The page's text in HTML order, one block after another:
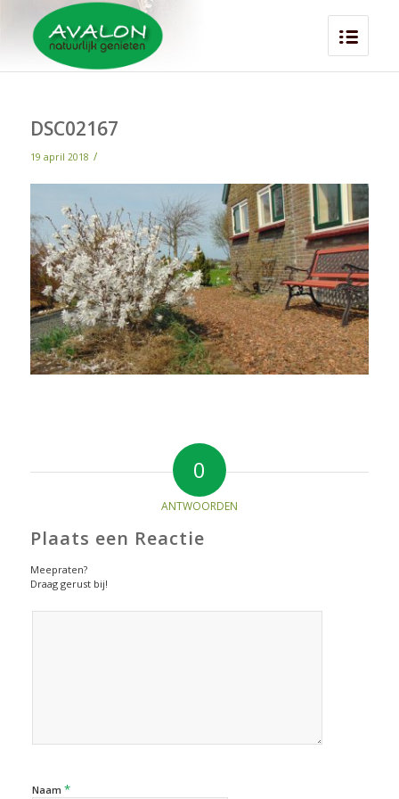
DSC02167
19 april 2018 /
0
ANTWOORDEN
Plaats een Reactie
Meepraten?
Draag gerust bij!
Naam *